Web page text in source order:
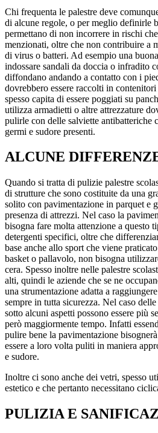
Chi frequenta le palestre deve
di alcune regole, o per meglio definirle
permettano di non incorrere in rischi
menzionati, oltre che non contribuire a
di virus o batteri. Ad esempio una
indossare sandali da doccia o infradito
diffondano andando a contatto con i
dovrebbero essere raccolti in
spesso capita di essere poggiati su
utilizza armadietti o altre attrezzature
pulirle con delle salviette antibatteriche
germi e sudore presenti.
ALCUNE
Quando si tratta di pulizie palestre
di strutture che sono costituite da una
solito con pavimentazione in parquet e
presenza di attrezzi. Nel caso la
bisogna fare molta attenzione a questo
detergenti specifici, oltre che
base anche allo sport che viene
basket o pallavolo, non bisogna
cera. Spesso inoltre nelle palestre
alti, quindi le aziende che se ne
una strumentazione adatta a
sempre in tutta sicurezza. Nel caso
sotto alcuni aspetti possono essere più
però maggiormente tempo. Infatti
pulire bene la pavimentazione
essere a loro volta puliti in maniera
e sudore.
Inoltre ci sono anche dei vetri, spesso
estetico e che pertanto necessitano
PULIZIA E